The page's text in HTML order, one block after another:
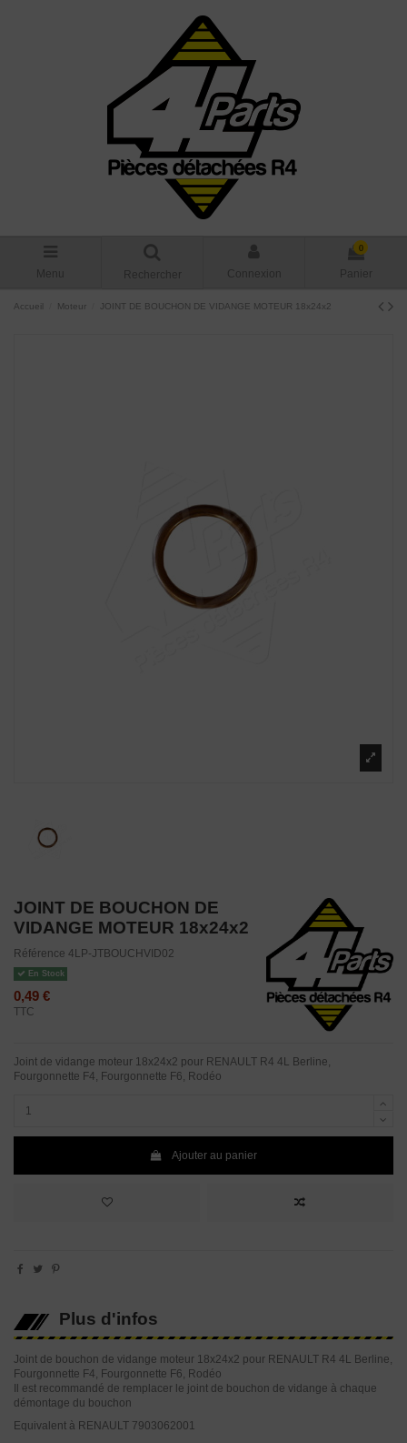
Menu Rechercher Connexion
0
Panier
Accueil Moteur JOINT DE BOUCHON DE VIDANGE MOTEUR 18x24x2
JOINT DE BOUCHON DE
VIDANGE MOTEUR 18x24x2
Référence 4LP-JTBOUCHVID02
En Stock
0,49 €
TTC
Joint de vidange moteur 18x24x2 pour RENAULT R4 4L Berline,
Fourgonnette F4, Fourgonnette F6, Rodéo
Ajouter au panier
Plus d'infos
Joint de bouchon de vidange moteur 18x24x2 pour RENAULT R4 4L Berline,
Fourgonnette F4, Fourgonnette F6, Rodéo
Il est recommandé de remplacer le joint de bouchon de vidange à chaque
démontage du bouchon
Equivalent à RENAULT 7903062001